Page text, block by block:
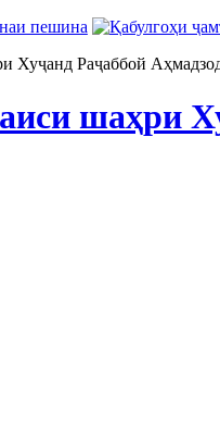
Хуҷанд Раҷаббой
шаҳри